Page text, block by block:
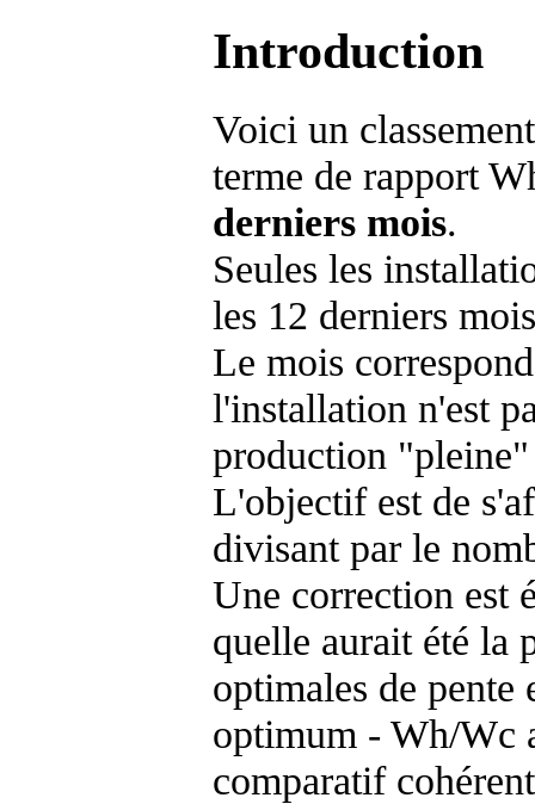
Introduction
Voici un
terme de rapport
derniers mois.
Seules les
les 12 derniers
Le mois
l'installation n'est
production "pleine"
L'objectif est de
divisant par le
Une correction est
quelle aurait été la
optimales de
optimum - Wh/Wc
comparatif